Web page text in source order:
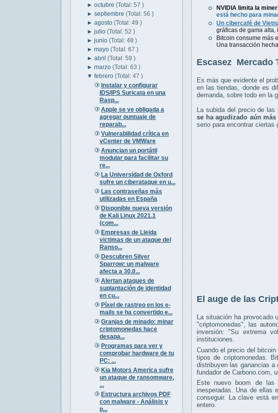
►octubre(Total: 57 )
►septiembre(Total: 56 )
►agosto(Total: 49 )
►julio(Total: 52 )
►junio(Total: 48 )
►mayo(Total: 67 )
►abril(Total: 59 )
►marzo(Total: 63 )
▼febrero(Total: 47 )
Instalar y configurar
IDS/IPS Suricata en una
Rasp...
Apple se ve obligada a
agregar puntuaje de
reparab...
Vulnerabilidad crítica en
vCenter de VMWare
Anuncian un portátil
modular para facilitar su
re...
La Universidad de Oxford
sufre un ciberataque en u...
Las contraseñas más
utilizadas en España
Disponible nueva versión
de Kali Linux 2021.1
(com...
Empresas de Lleida
victimas de un ataque del
Ranso...
Descubren Silver
Sparrow: un malware
afecta a 30.0...
Alertan ataques de
suplantación de identidad
en cu...
Píxel de rastreo en los e-
mails se ha convertido e...
Granjas de minado: minar
criptomonedas hace
desapa...
Programas para ver y
comprobar hardware de tu
PC: ...
Kia Motors America sufre
un ataque de ransomware,
...
Estructura archivos PDF
con malware - Análisis y
p...
NVIDIA limita la
está hecho para
Un cibercafé de
gráficas de gama
Bitcoin consume más
Una transacción
Escasez Mercado
Es más que evidente el
en las tiendas, donde es
demanda, sobre todo en la
La subida del precio de
se ha agudizado aún más
serio para encontrar ciertas
El auge de las
La situación ha provocado
"criptomonedas", las
inversión: "Su extrema
instituciones.
Cuando el precio del
tipos de criptomonedas.
distribuyen las ganancias a
fundador de Carbono.com,
Este nuevo boom de las
inesperadas. Una de ellas
conseguir. La clave está
entero.